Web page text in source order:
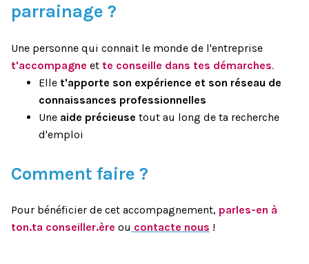
parrainage ?
Une personne qui connait le monde de l'entreprise
t'accompagne et te conseille dans tes démarches.
Elle t'apporte son expérience et son réseau de
connaissances professionnelles
Une aide précieuse tout au long de ta recherche
d'emploi
Comment faire ?
Pour bénéficier de cet accompagnement, parles-en à
ton.ta conseiller.ère ou contacte nous !